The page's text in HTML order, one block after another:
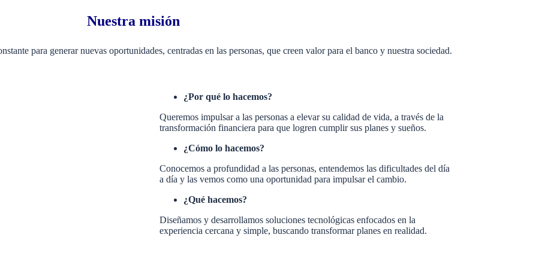
Nuestra misión
para generar nuevas oportunidades, centradas en las personas, que creen valor para el banco y nuestra sociedad.
¿Por qué lo hacemos?
Queremos impulsar a las personas a elevar su calidad de vida, a través de la
transformación financiera para que logren cumplir sus planes y sueños.
¿Cómo lo hacemos?
Conocemos a profundidad a las personas, entendemos las dificultades del día
a día y las vemos como una oportunidad para impulsar el cambio.
¿Qué hacemos?
Diseñamos y desarrollamos soluciones tecnológicas enfocados en la
experiencia cercana y simple, buscando transformar planes en realidad.